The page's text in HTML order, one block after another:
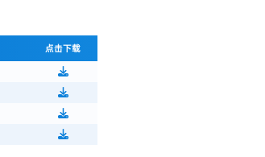
点击下载